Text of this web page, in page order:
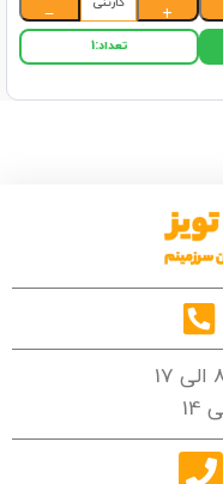
+
−
تعداد:1